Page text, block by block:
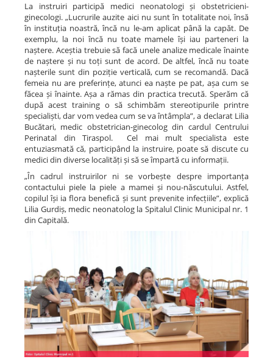
La instruiri participă medici neonatologi și obstetricieni-
ginecologi. „Lucrurile auzite aici nu sunt în totalitate noi, însă
în instituția noastră, încă nu le-am aplicat până la capăt. De
exemplu, la noi încă nu toate mamele își iau parteneri la
naștere. Aceștia trebuie să facă unele analize medicale înainte
de naștere și nu toți sunt de acord. De altfel, încă nu toate
nașterile sunt din poziție verticală, cum se recomandă. Dacă
femeia nu are preferințe, atunci ea naște pe pat, așa cum se
făcea și înainte. Așa a rămas din practica trecută. Sperăm că
după acest training o să schimbăm stereotipurile printre
specialiști, dar vom vedea cum se va întâmpla”, a declarat Lilia
Bucătari, medic obstetrician-ginecolog din cardul Centrului
Perinatal din Tiraspol. Cel mai mult specialista este
entuziasmată că, participând la instruire, poate să discute cu
medici din diverse localități și să se împartă cu informații.
„În cadrul instruirilor ni se vorbește despre importanța
contactului piele la piele a mamei și nou-născutului. Astfel,
copilul își ia flora benefică și sunt prevenite infecțiile”, explică
Lilia Gurdiș, medic neonatolog la Spitalul Clinic Municipal nr. 1
din Capitală.